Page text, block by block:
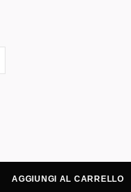
AGGIUNGI AL CARRELLO